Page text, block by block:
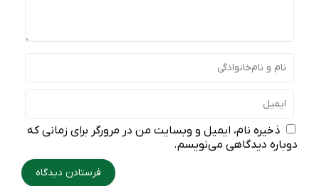
ذخیره نام، ایمیل و وبسایت من در مرورگر برای زمانی که
دوباره دیدگاهی می‌نویسم.